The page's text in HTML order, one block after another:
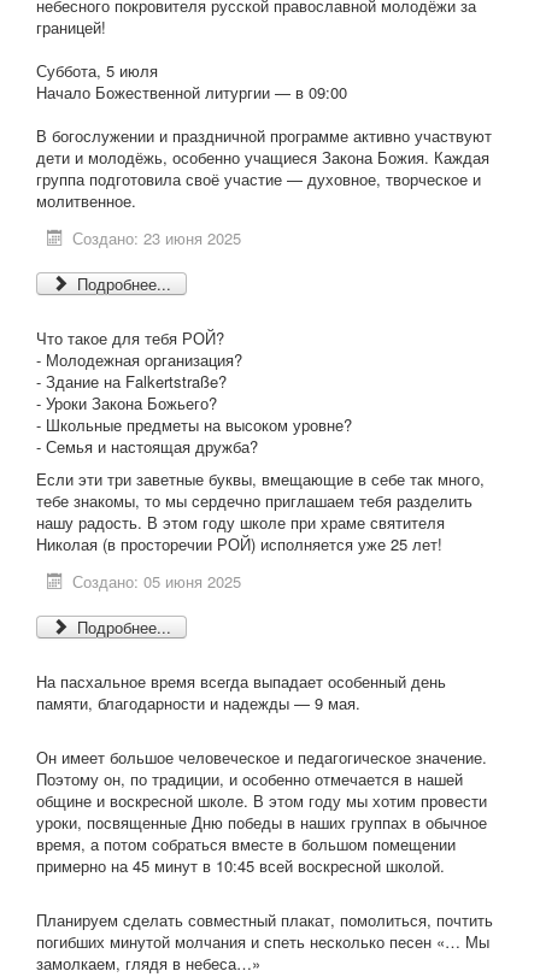
небесного покровителя русской православной молодёжи за
границей!
Суббота, 5 июля
Начало Божественной литургии — в 09:00
В богослужении и праздничной программе активно участвуют
дети и молодёжь, особенно учащиеся Закона Божия. Каждая
группа подготовила своё участие — духовное, творческое и
молитвенное.
Создано: 23 июня 2025
Подробнее...
Что такое для тебя РОЙ?
- Молодежная организация?
- Здание на Falkertstraße?
- Уроки Закона Божьего?
- Школьные предметы на высоком уровне?
- Семья и настоящая дружба?
Если эти три заветные буквы, вмещающие в себе так много,
тебе знакомы, то мы сердечно приглашаем тебя разделить
нашу радость. В этом году школе при храме святителя
Николая (в просторечии РОЙ) исполняется уже 25 лет!
Создано: 05 июня 2025
Подробнее...
На пасхальное время всегда выпадает особенный день
памяти, благодарности и надежды — 9 мая.
Он имеет большое человеческое и педагогическое значение.
Поэтому он, по традиции, и особенно отмечается в нашей
общине и воскресной школе. В этом году мы хотим провести
уроки, посвященные Дню победы в наших группах в обычное
время, а потом собраться вместе в большом помещении
примерно на 45 минут в 10:45 всей воскресной школой.
Планируем сделать совместный плакат, помолиться, почтить
погибших минутой молчания и спеть несколько песен «… Мы
замолкаем, глядя в небеса…»